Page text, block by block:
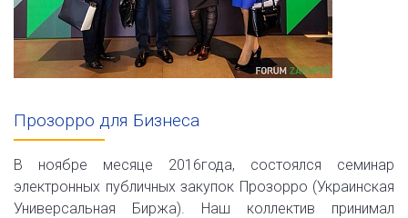
Прозорро для Бизнеса
В ноябре месяце 2016года, состоялся семинар
электронных публичных закупок Прозорро (Украинская
Универсальная Биржа). Наш коллектив принимал